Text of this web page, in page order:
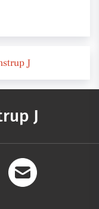
J
J